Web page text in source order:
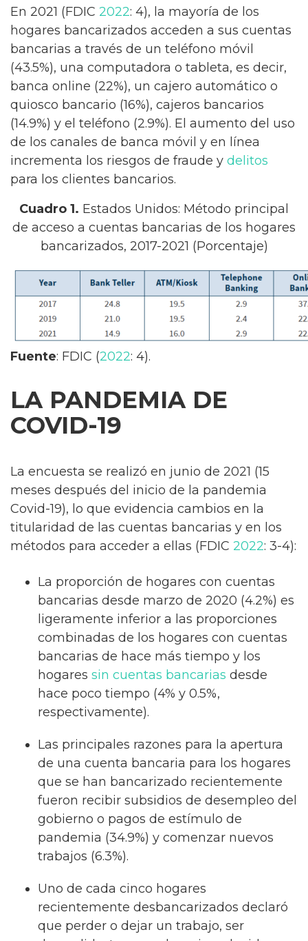
En 2021 (FDIC 2022: 4), la mayoría de los
hogares bancarizados acceden a sus cuentas
bancarias a través de un teléfono móvil
(43.5%), una computadora o tableta, es decir,
banca online (22%), un cajero automático o
quiosco bancario (16%), cajeros bancarios
(14.9%) y el teléfono (2.9%). El aumento del uso
de los canales de banca móvil y en línea
incrementa los riesgos de fraude y delitos
para los clientes bancarios.
Cuadro 1. Estados Unidos: Método principal
de acceso a cuentas bancarias de los hogares
bancarizados, 2017-2021 (Porcentaje)
Fuente: FDIC (2022: 4).
LA PANDEMIA DE
COVID-19
La encuesta se realizó en junio de 2021 (15
meses después del inicio de la pandemia
Covid-19), lo que evidencia cambios en la
titularidad de las cuentas bancarias y en los
métodos para acceder a ellas (FDIC 2022: 3-4):
La proporción de hogares con cuentas
bancarias desde marzo de 2020 (4.2%) es
ligeramente inferior a las proporciones
combinadas de los hogares con cuentas
bancarias de hace más tiempo y los
hogares sin cuentas bancarias desde
hace poco tiempo (4% y 0.5%,
respectivamente).
Las principales razones para la apertura
de una cuenta bancaria para los hogares
que se han bancarizado recientemente
fueron recibir subsidios de desempleo del
gobierno o pagos de estímulo de
pandemia (34.9%) y comenzar nuevos
trabajos (6.3%).
Uno de cada cinco hogares
recientemente desbancarizados declaró
que perder o dejar un trabajo, ser